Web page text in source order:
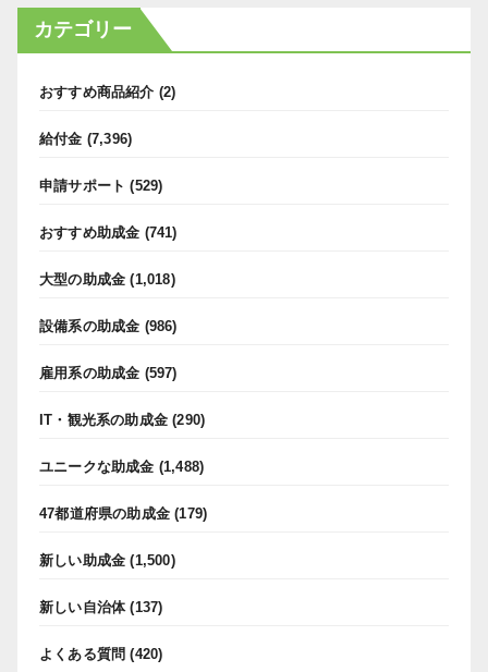
カテゴリー
おすすめ商品紹介 (2)
給付金 (7,396)
申請サポート (529)
おすすめ助成金 (741)
大型の助成金 (1,018)
設備系の助成金 (986)
雇用系の助成金 (597)
IT・観光系の助成金 (290)
ユニークな助成金 (1,488)
47都道府県の助成金 (179)
新しい助成金 (1,500)
新しい自治体(137)
よくある質問 (420)